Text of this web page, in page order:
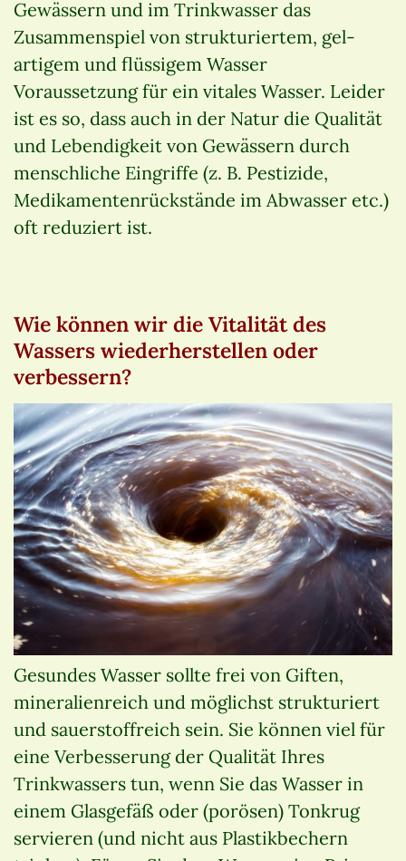
Gewässern und im Trinkwasser das
Zusammenspiel von strukturiertem, gel-
artigem und flüssigem Wasser
Voraussetzung für ein vitales Wasser. Leider
ist es so, dass auch in der Natur die Qualität
und Lebendigkeit von Gewässern durch
menschliche Eingriffe (z. B. Pestizide,
Medikamentenrückstände im Abwasser etc.)
oft reduziert ist.
Wie können wir die Vitalität des
Wassers wiederherstellen oder
verbessern?
Gesundes Wasser sollte frei von Giften,
mineralienreich und möglichst strukturiert
und sauerstoffreich sein. Sie können viel für
eine Verbesserung der Qualität Ihres
Trinkwassers tun, wenn Sie das Wasser in
einem Glasgefäß oder (porösen) Tonkrug
servieren (und nicht aus Plastikbechern